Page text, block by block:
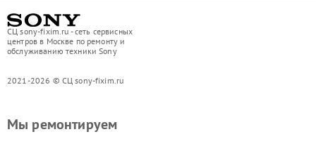
СЦ sony-fixim.ru - сеть сервисных
центров в Москве по ремонту и
обслуживанию техники Sony
2021-2026 © СЦ sony-fixim.ru
Мы ремонтируем